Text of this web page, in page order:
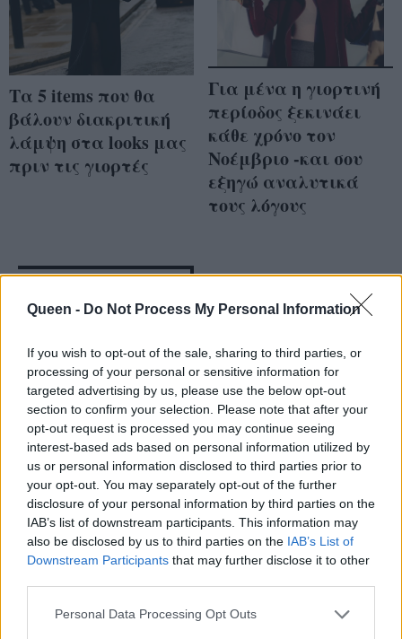
Queen - Do Not Process My Personal Information
If you wish to opt-out of the sale, sharing to third parties, or
processing of your personal or sensitive information for
targeted advertising by us, please use the below opt-out
section to confirm your selection. Please note that after your
opt-out request is processed you may continue seeing
interest-based ads based on personal information utilized by
us or personal information disclosed to third parties prior to
your opt-out. You may separately opt-out of the further
disclosure of your personal information by third parties on the
IAB’s list of downstream participants. This information may
also be disclosed by us to third parties on the IAB’s List of
Downstream Participants that may further disclose it to other
Personal Data Processing Opt Outs
Τα 5 items που θα
βάλουν διακριτική
λάμψη στα looks μας
πριν τις γιορτές
Για μένα η γιορτινή
περίοδος ξεκινάει
κάθε χρόνο τον
Νοέμβριο -και σου
εξηγώ αναλυτικά
τους λόγους
Τι θέλει πραγματικά
μια γυναίκα από τον
σύντροφό της τα
Χριστούγεννα
Φτιάξε τις πιο
ωραίες μπάλες για
το γιορτινό δέντρο
μόνο με βερνίκι
νυχιών (video)